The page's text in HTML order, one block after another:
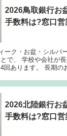
2026鳥取銀行お
手数料は?窓口営
ーク・お盆・シルバ
で、 学校や会社が
あります。 長期の
2026北陸銀行お
手数料は?窓口営